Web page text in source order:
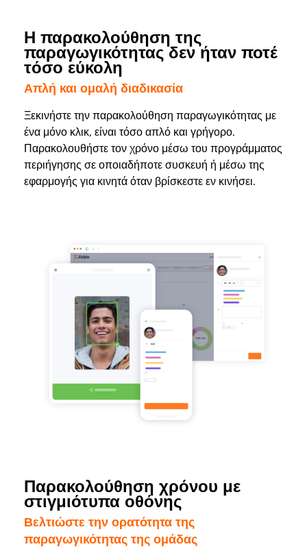
Η παρακολούθηση της
παραγωγικότητας δεν ήταν ποτέ
τόσο εύκολη
Απλή και ομαλή διαδικασία
Ξεκινήστε την παρακολούθηση παραγωγικότητας με
ένα μόνο κλικ, είναι τόσο απλό και γρήγορο.
Παρακολουθήστε τον χρόνο μέσω του προγράμματος
περιήγησης σε οποιαδήποτε συσκευή ή μέσω της
εφαρμογής για κινητά όταν βρίσκεστε εν κινήσει.
Παρακολούθηση χρόνου με
στιγμιότυπα οθόνης
Βελτιώστε την ορατότητα της
παραγωγικότητας της ομάδας